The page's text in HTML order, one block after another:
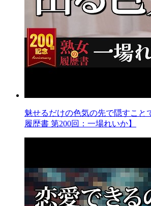
魅せるだけの色気の先で隠すこと
履歴書 第200回：一場れいか】